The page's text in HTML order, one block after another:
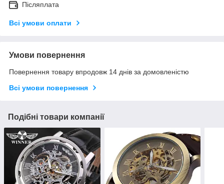
Післяплата
Всі умови оплати
Умови повернення
Повернення товару впродовж 14 днів за домовленістю
Всі умови повернення
Подібні товари компанії